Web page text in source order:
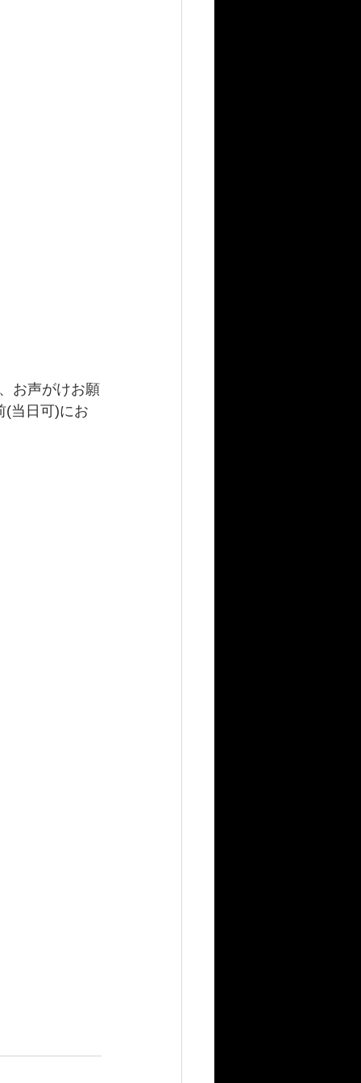
お声がけお願
(当日可)にお